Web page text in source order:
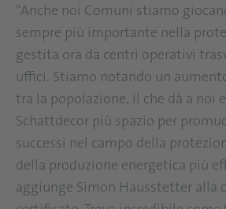
"Anche noi Comuni stiamo
sempre più importante nella
gestita ora da centri operativi
uffici. Stiamo notando un
tra la popolazione, il che dà a noi
Schattdecor più spazio per
successi nel campo della
della produzione energetica più
aggiunge Simon Hausstetter alla